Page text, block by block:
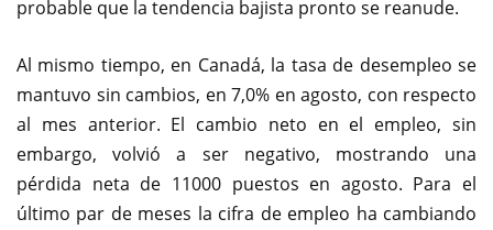
probable que la tendencia bajista pronto se reanude.
Al mismo tiempo, en Canadá, la tasa de desempleo se
mantuvo sin cambios, en 7,0% en agosto, con respecto
al mes anterior. El cambio neto en el empleo, sin
embargo, volvió a ser negativo, mostrando una
pérdida neta de 11000 puestos en agosto. Para el
último par de meses la cifra de empleo ha cambiando